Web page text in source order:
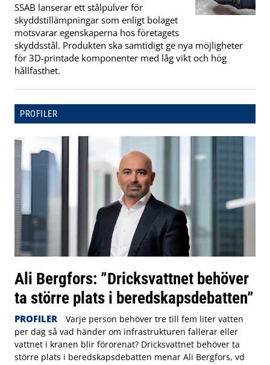
SSAB lanserar ett stålpulver för
skyddstillämpningar som enligt bolaget
motsvarar egenskaperna hos företagets
skyddsstål. Produkten ska samtidigt ge nya möjligheter
för 3D-printade komponenter med låg vikt och hög
hållfasthet.
PROFILER
Ali Bergfors: ”Dricksvattnet behöver
ta större plats i beredskapsdebatten”
PROFILER
Varje person behöver tre till fem liter vatten
per dag så vad händer om infrastrukturen fallerar eller
vattnet i kranen blir förorenat? Dricksvattnet behöver ta
större plats i beredskapsdebatten menar Ali Bergfors, vd